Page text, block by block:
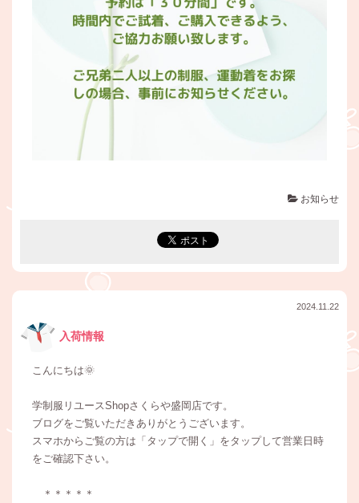
お知らせ
2024.11.22
入荷情報
こんにちは🌞
学制服リユースShopさくらや盛岡店です。
ブログをご覧いただきありがとうございます。
スマホからご覧の方は「タップで開く」をタップして営業日時
をご確認下さい。
＊＊＊＊＊